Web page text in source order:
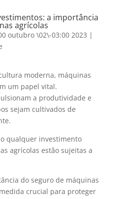
a importância
agrícolas
outubro \02\-03:00 2023 |
moderna, máquinas
um papel vital.
a produtividade e
sejam cultivados de
qualquer investimento
agrícolas estão sujeitas a
do seguro de máquinas
crucial para proteger